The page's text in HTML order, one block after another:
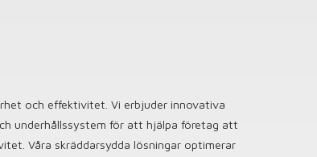
och effektivitet. Vi erbjuder innovativa
underhållssystem för att hjälpa företag att
Våra skräddarsydda lösningar optimerar